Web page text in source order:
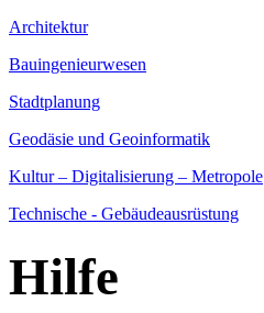
Architektur
Bauingenieurwesen
Stadtplanung
Geodäsie und Geoinformatik
Kultur – Digitalisierung – Metropole
Technische - Gebäudeausrüstung
Hilfe